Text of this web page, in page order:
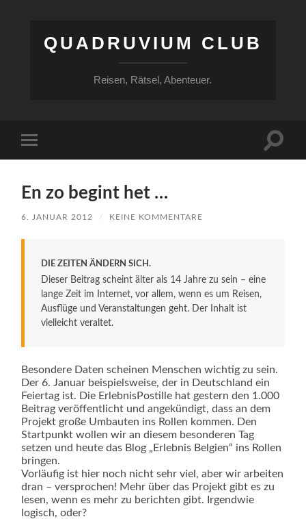
QUADRUVIUM CLUB
Reisen, Rätsel, Abenteuer.
Menü
En zo begint het …
6. JANUAR 2012 / KEINE KOMMENTARE
DIE ZEITEN ÄNDERN SICH.
Dieser Beitrag scheint älter als 14 Jahre zu sein – eine
lange Zeit im Internet, vor allem, wenn es um Reisen,
Ausflüge und Veranstaltungen geht. Der Inhalt ist
vielleicht veraltet.
Besondere Daten scheinen Menschen wichtig zu sein.
Der 6. Januar beispielsweise, der in Deutschland ein
Feiertag ist. Die ErlebnisPostille hat gestern den 1.000
Beitrag veröffentlicht und angekündigt, dass an dem
Projekt große Umbauten ins Rollen kommen. Den
Startpunkt wollen wir an diesem besonderen Tag
setzen und heute das Blog „Erlebnis Belgien“ ins Rollen
bringen.
Vorläufig ist hier noch nicht sehr viel, aber wir arbeiten
dran – versprochen! Mehr über das Projekt gibt es zu
lesen, wenn es mehr zu berichten gibt. Irgendwie
logisch, oder?